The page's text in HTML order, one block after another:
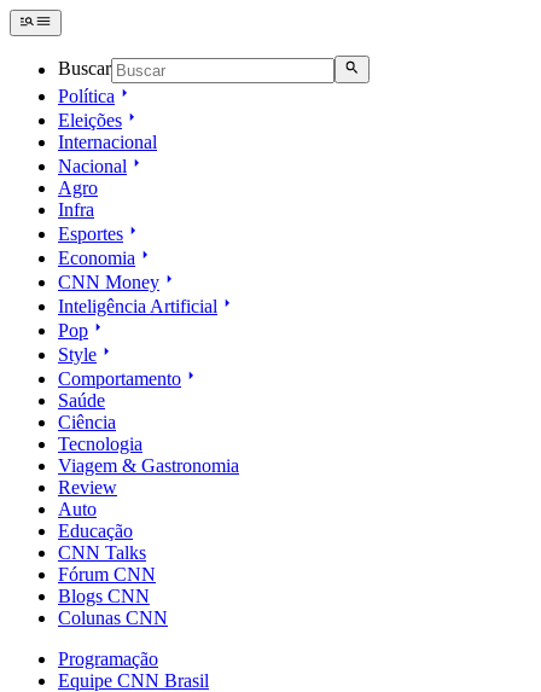
Buscar
Política
Eleições
Internacional
Nacional
Agro
Infra
Esportes
Economia
CNN Money
Inteligência Artificial
Pop
Style
Comportamento
Saúde
Ciência
Tecnologia
Viagem & Gastronomia
Review
Auto
Educação
CNN Talks
Fórum CNN
Blogs CNN
Colunas CNN
Programação
Equipe CNN Brasil